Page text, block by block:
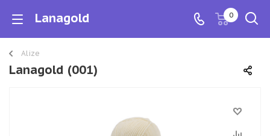
Lanagold 0
Alize
Lanagold (001)